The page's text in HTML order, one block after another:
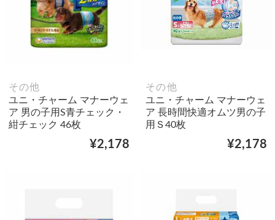
その他
ユニ・チャーム マナーウェ
ア 男の子用S青チェック・
紺チェック 46枚
¥2,178
その他
ユニ・チャーム マナーウェ
ア 長時間快適オムツ男の子
用Ｓ40枚
¥2,178